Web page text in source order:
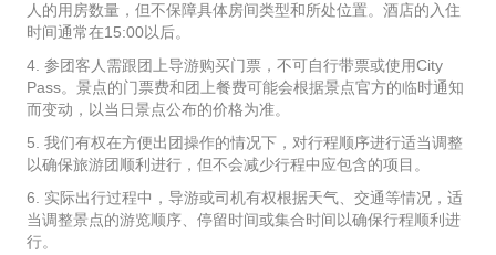
人的用房数量，但不保障具体房间类型和所处位置。酒店的入住
时间通常在15:00以后。
4. 参团客人需跟团上导游购买门票，不可自行带票或使用City
Pass。景点的门票费和团上餐费可能会根据景点官方的临时通知
而变动，以当日景点公布的价格为准。
5. 我们有权在方便出团操作的情况下，对行程顺序进行适当调整
以确保旅游团顺利进行，但不会减少行程中应包含的项目。
6. 实际出行过程中，导游或司机有权根据天气、交通等情况，适
当调整景点的游览顺序、停留时间或集合时间以确保行程顺利进
行。